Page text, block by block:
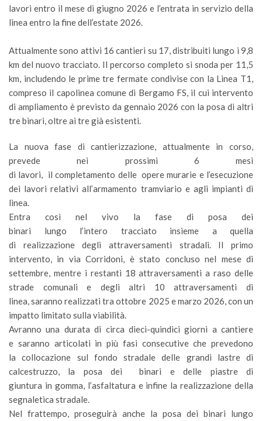
lavori entro il mese di giugno 2026 e l’entrata in servizio della
linea entro la fine dell’estate 2026.
Attualmente sono attivi 16 cantieri su 17, distribuiti lungo i 9,8
km del nuovo tracciato. Il percorso completo si snoda per 11,5
km, includendo le prime tre fermate condivise con la Linea T1,
compreso il capolinea comune di Bergamo FS, il cui intervento
di ampliamento è previsto da gennaio 2026 con la posa di altri
tre binari, oltre ai tre già esistenti.
La nuova fase di cantierizzazione, attualmente in corso,
prevede nei prossimi 6 mesi
di lavori, il completamento delle opere murarie e l’esecuzione
dei lavori relativi all’armamento tramviario e agli impianti di
linea.
Entra così nel vivo la fase di posa dei
binari lungo l’intero tracciato insieme a quella
di realizzazione degli attraversamenti stradali. Il primo
intervento, in via Corridoni, è stato concluso nel mese di
settembre, mentre i restanti 18 attraversamenti a raso delle
strade comunali e degli altri 10 attraversamenti di
linea, saranno realizzati tra ottobre 2025 e marzo 2026, con un
impatto limitato sulla viabilità.
Avranno una durata di circa dieci-quindici giorni a cantiere
e saranno articolati in più fasi consecutive che prevedono
la collocazione sul fondo stradale delle grandi lastre di
calcestruzzo, la posa dei binari e delle piastre di
giuntura in gomma, l’asfaltatura e infine la realizzazione della
segnaletica stradale.
Nel frattempo, proseguirà anche la posa dei binari lungo